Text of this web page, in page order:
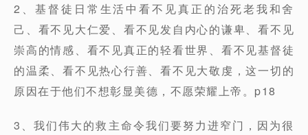
2、基督徒日常生活中看不见真正的治死老我和舍
己、看不见大仁爱、看不见发自内心的谦卑、看不见
崇高的情感、看不见真正的轻看世界、看不见基督徒
的温柔、看不见热心行善、看不见大敬虔，这一切的
原因在于他们不想彰显美德，不愿荣耀上帝。p18
3、我们伟大的救主命令我们要努力进窄门，因为很